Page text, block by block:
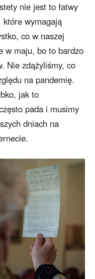
nie jest to łatwy
które wymagają
co w naszej
w maju, bo to bardzo
Nie zdążyliśmy, co
na pandemię.
jak to
pada i musimy
dniach na